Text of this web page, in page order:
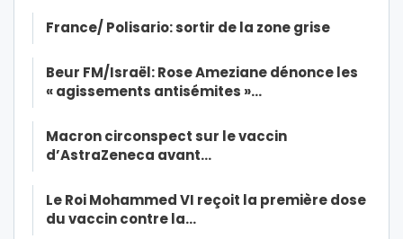
France/ Polisario: sortir de la zone grise
Beur FM/Israël: Rose Ameziane dénonce les
« agissements antisémites »…
Macron circonspect sur le vaccin
d’AstraZeneca avant…
Le Roi Mohammed VI reçoit la première dose
du vaccin contre la…